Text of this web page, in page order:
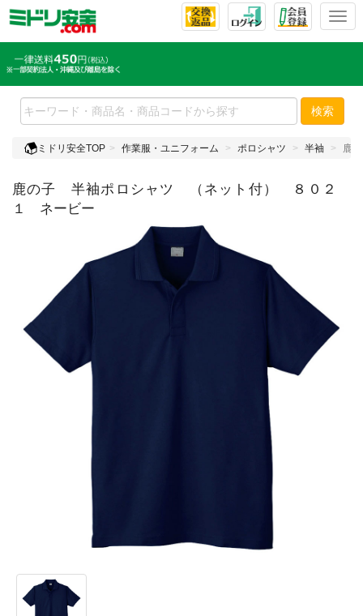
T
l
e
n
v
検索
ミドリ安全TOP 作業服・ユニフォーム ポロシャツ 半袖 鹿
鹿の子 半袖ポロシャツ （ネット付） ８０２
１ ネービー